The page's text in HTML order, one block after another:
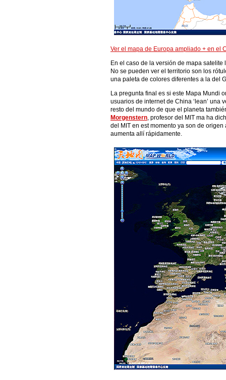
Ver el mapa de Europa ampliado + en el
En el caso de la versión de mapa
No se pueden ver el territorio son los
una paleta de colores diferentes a la del
La pregunta final es si este Mapa Mundi
usuarios de internet de China ‘lean’ una
resto del mundo de que el planeta
Morgenstern, profesor del MIT ma ha
del MIT en est momento ya son de
aumenta allí rápidamente.